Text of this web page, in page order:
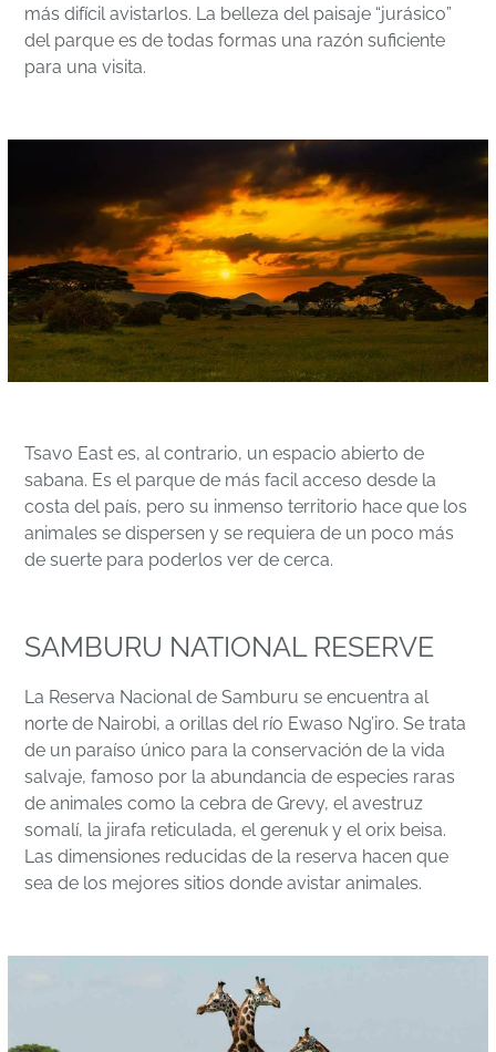
más difícil avistarlos. La belleza del paisaje “jurásico”
del parque es de todas formas una razón suficiente
para una visita.
Tsavo East es, al contrario, un espacio abierto de
sabana. Es el parque de más facil acceso desde la
costa del país, pero su inmenso territorio hace que los
animales se dispersen y se requiera de un poco más
de suerte para poderlos ver de cerca.
SAMBURU NATIONAL RESERVE
La Reserva Nacional de Samburu se encuentra al
norte de Nairobi, a orillas del río Ewaso Ng’iro. Se trata
de un paraíso único para la conservación de la vida
salvaje, famoso por la abundancia de especies raras
de animales como la cebra de Grevy, el avestruz
somalí, la jirafa reticulada, el gerenuk y el orix beisa.
Las dimensiones reducidas de la reserva hacen que
sea de los mejores sitios donde avistar animales.